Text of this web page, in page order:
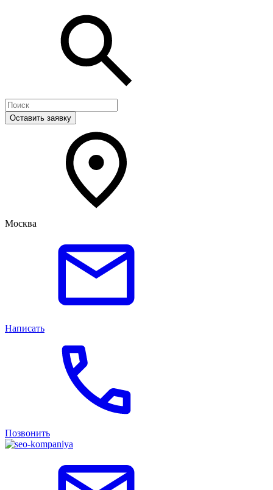
Оставить заявку
Москва
Написать
Позвонить